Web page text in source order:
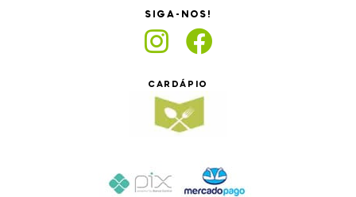
SIGA-NOS!
CARDÁPIO